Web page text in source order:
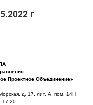
г
Проектное Объединение»
д. 17, лит. А, пом. 14Н
17-20